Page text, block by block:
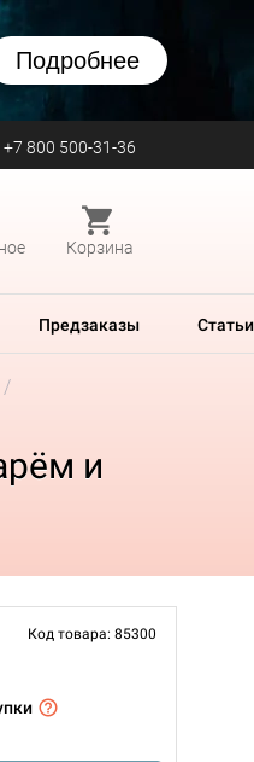
Подробнее
+7 800 500-31-36
Корзина
Предзаказы Статьи
и
Код товара: 85300